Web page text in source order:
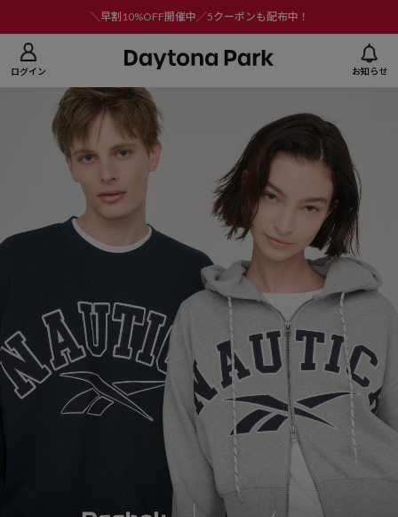
＼早割10%OFF開催中／5クーポンも配布中！
ログイン お知らせ